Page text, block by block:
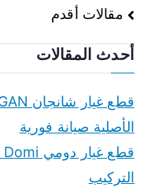
تصفّح
المقالات
مقالات أقدم
أحدث المقالات
الأصلية صيانة فورية
التركيب